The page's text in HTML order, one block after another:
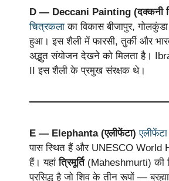
D — Deccani Painting (दक्कनी
चित्रकला का विकास बीजापुर,
हुआ। इस शैली में फारसी, तुर्की और
अद्भुत संयोजन देखने को मिलता है।
II इस शैली के प्रमुख संरक्षक थे।
E — Elephanta (एलीफेंटा)
पास स्थित हैं और UNESCO World
हैं। यहांत्रिमूर्ति(Maheshmurti) की
प्रसिद्ध है जो शिव के तीन रूपों —